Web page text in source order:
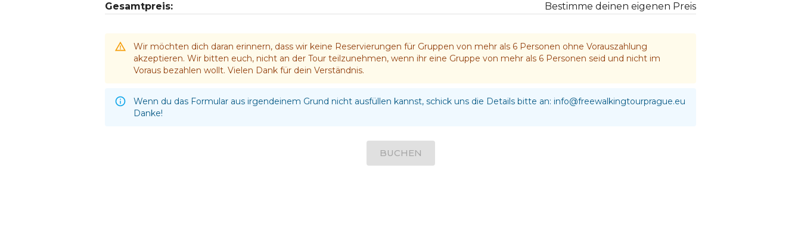
Gesamtpreis: Bestimme deinen eigenen Preis
Wir möchten dich daran erinnern, dass wir keine Reservierungen für Gruppen von mehr als 6 Personen ohne Vorauszahlung
akzeptieren. Wir bitten euch, nicht an der Tour teilzunehmen, wenn ihr eine Gruppe von mehr als 6 Personen seid und nicht im
Voraus bezahlen wollt. Vielen Dank für dein Verständnis.
Wenn du das Formular aus irgendeinem Grund nicht ausfüllen kannst, schick uns die Details bitte an: info@freewalkingtourprague.eu
Danke!
BUCHEN